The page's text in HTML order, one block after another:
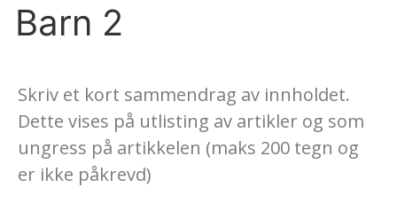
Barn 2
Skriv et kort sammendrag av innholdet.
Dette vises på utlisting av artikler og som
ungress på artikkelen (maks 200 tegn og
er ikke påkrevd)